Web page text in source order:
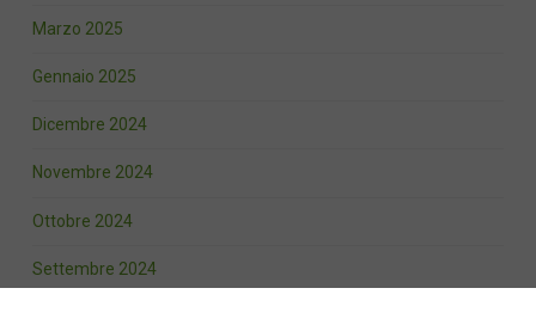
Marzo 2025
Gennaio 2025
Dicembre 2024
Novembre 2024
Ottobre 2024
Settembre 2024